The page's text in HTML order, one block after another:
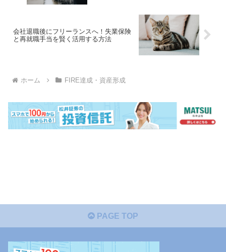
会社退職後にフリーランスへ！失業保険
と再就職手当を賢く活用する方法
ホーム FIRE達成・資産形成
PAGE TOP